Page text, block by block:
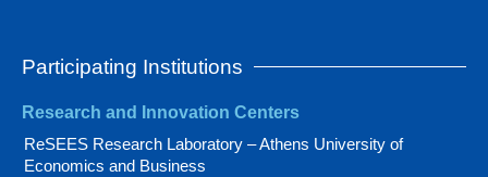
Participating Institutions
Research and Innovation Centers
ReSEES Research Laboratory – Athens University of
Economics and Business